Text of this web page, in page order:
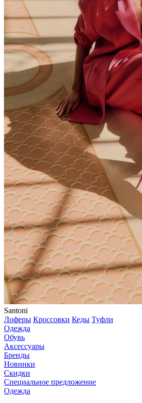
Santoni
Лоферы Кроссовки Кеды Туфли
Одежда
Обувь
Аксессуары
Бренды
Новинки
Скидки
Специальное предложение
Одежда